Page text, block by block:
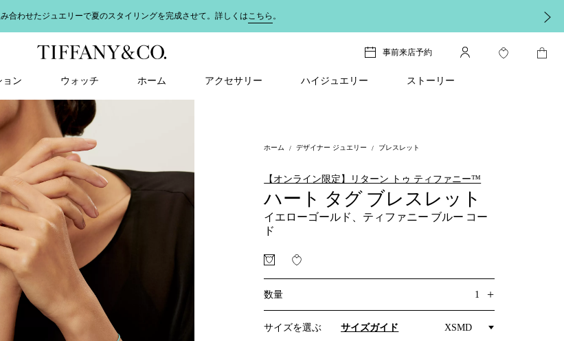
合わせたジュエリーで夏のスタイリングを完成させて。詳しくはこちら 。
事前来店予約
ョン ウォッチ ホーム アクセサリー ハイジュエリー ストーリー
ホーム デザイナー ジュエリー ブレスレット
【オンライン限定】リターン トゥ ティファニー™
ハート タグ ブレスレット
イエローゴールド、ティファニー ブルー コー
ド
数量 1 +
サイズを選ぶ サイズガイド XSMD